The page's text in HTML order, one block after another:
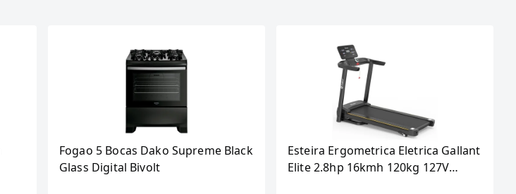
Fogao 5 Bocas Dako Supreme Black
Glass Digital Bivolt
Esteira Ergometrica Eletrica Gallant
Elite 2.8hp 16kmh 120kg 127V